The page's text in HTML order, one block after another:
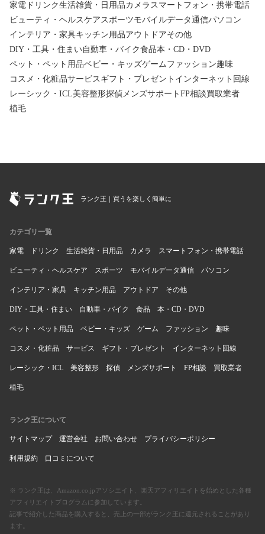
家電 ドリンク生活雑貨・日用品カメラ スマートフォン・携帯電話
ビューティ・ヘルスケアスポーツモバイルデータ通信パソコン
インテリア・家具キッチン用品アウトドアその他
DIY・工具・住まい自動車・バイク食品本・CD・DVD
ペット・ペット用品ベビー・キッズゲームファッション趣味
コスメ・化粧品サービス ギフト・プレゼント インターネット回線
レーシック・ICL美容整形探偵メンズサポート FP相談買取業者
植毛
ランク王｜買うを楽しく簡単に
カテゴリ一覧
家電 ドリンク 生活雑貨・日用品 カメラ スマートフォン・携帯電話
ビューティ・ヘルスケア スポーツ モバイルデータ通信 パソコン
インテリア・家具 キッチン用品 アウトドア その他
DIY・工具・住まい 自動車・バイク 食品 本・CD・DVD
ペット・ペット用品 ベビー・キッズ ゲーム ファッション 趣味
コスメ・化粧品 サービス ギフト・プレゼント インターネット回線
レーシック・ICL 美容整形 探偵 メンズサポート FP相談 買取業者
植毛
ランク王について
サイトマップ 運営会社 お問い合わせ プライバシーポリシー
利用規約 口コミについて
※ ランク王は、Amazon.co.jpアソシエイト、楽天アフィリエイトを始めとした各種
アフィリエイトプログラムに参加しています。
記事で紹介した商品を購入すると、売上の一部がランク王に還元されることがあり
ます。